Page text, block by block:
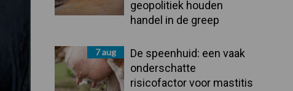
geopolitiek houden
handel in de greep
7 aug
De speenhuid: een vaak
onderschatte
risicofactor voor mastitis